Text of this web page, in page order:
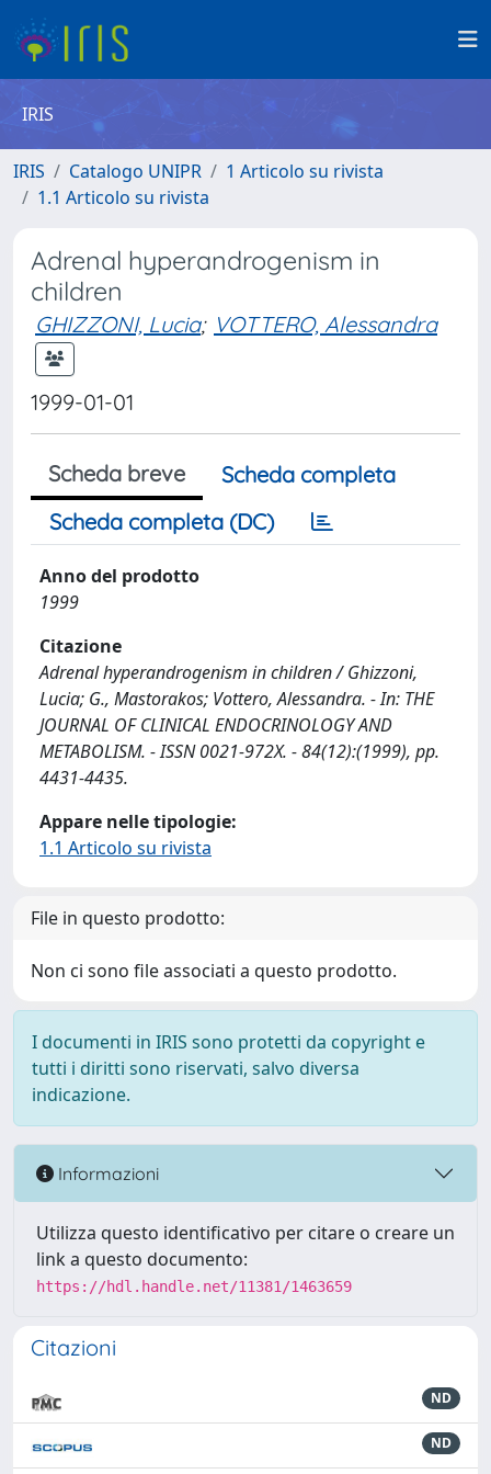
IRIS
IRIS Catalogo UNIPR
1 Articolo su rivista
1.1 Articolo su rivista
Adrenal hyperandrogenism in
children
GHIZZONI, Lucia; VOTTERO, Alessandra
1999-01-01
Scheda breve
Scheda completa
Scheda completa (DC)
Anno del prodotto
1999
Citazione
Adrenal hyperandrogenism in children / Ghizzoni,
Lucia; G., Mastorakos; Vottero, Alessandra. - In: THE
JOURNAL OF CLINICAL ENDOCRINOLOGY AND
METABOLISM. - ISSN 0021-972X. - 84(12):(1999), pp.
4431-4435.
Appare nelle tipologie:
1.1 Articolo su rivista
File in questo prodotto:
Non ci sono file associati a questo prodotto.
I documenti in IRIS sono protetti da copyright e
tutti i diritti sono riservati, salvo diversa
indicazione.
Informazioni
Utilizza questo identificativo per citare o creare un
link a questo documento:
https://hdl.handle.net/11381/1463659
Citazioni
ND
ND